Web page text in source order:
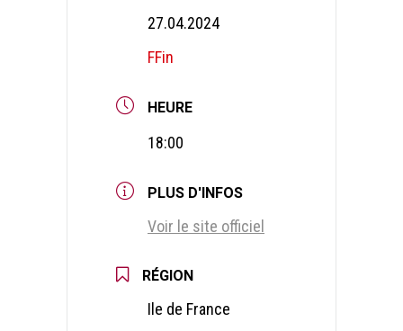
27.04.2024
FFin
HEURE
18:00
PLUS D'INFOS
Voir le site officiel
RÉGION
Ile de France